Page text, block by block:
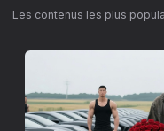
Les contenus les plus